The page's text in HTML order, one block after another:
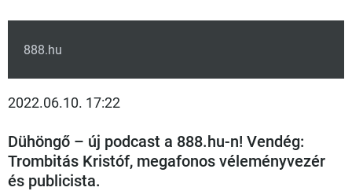
888.hu
2022.06.10. 17:22
Dühöngő – új podcast a 888.hu-n! Vendég:
Trombitás Kristóf, megafonos véleményvezér
és publicista.